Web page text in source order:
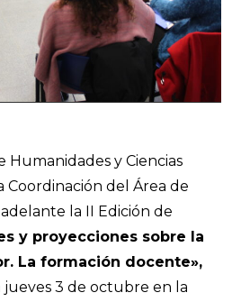
y Ciencias
Coordinación del Área de
la II Edición de
y proyecciones sobre la
La formación docente»,
jueves 3 de octubre en la